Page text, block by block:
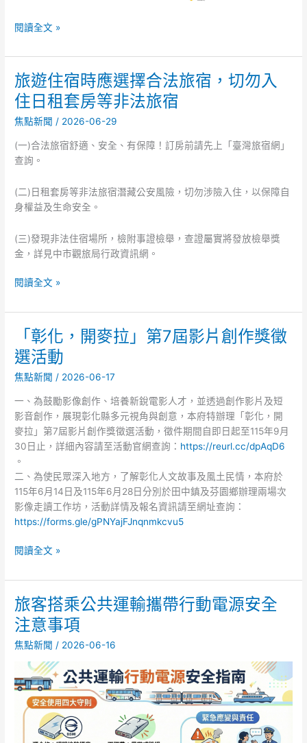
閱讀全文 »
旅遊住宿時應選擇合法旅宿，切勿入
住日租套房等非法旅宿
焦點新聞 / 2026-06-29
(一)合法旅宿舒適、安全、有保障！訂房前請先上「臺灣旅宿網」
查詢。
(二)日租套房等非法旅宿潛藏公安風險，切勿涉險入住，以保障自
身權益及生命安全。
(三)發現非法住宿場所，檢附事證檢舉，查證屬實將發放檢舉獎
金，詳見中市觀旅局行政資訊網。
旅
遊
住
宿
應
選
合
法
宿，
切
入
套
房
等
法
旅
宿
閱讀全文 »
「彰化，開麥拉」第7屆影片創作獎徵
選活動
焦點新聞 / 2026-06-17
一、為鼓勵影像創作、培養新銳電影人才，並透過創作影片及短
影音創作，展現彰化縣多元視角與創意，本府特辦理「彰化，開
麥拉」第7屆影片創作獎徵選活動，徵件期間自即日起至115年9月
30日止，詳細內容請至活動官網查詢： https://reurl.cc/dpAqD6
。
二、為使民眾深入地方，了解彰化人文故事及風土民情，本府於
115年6月14日及115年6月28日分別於田中鎮及芬園鄉辦理兩場次
影像走讀工作坊，活動詳情及報名資訊請至網址查詢：
https://forms.gle/gPNYajFJnqnmkcvu5
「彰
化，
開
麥
7
屆
獎
選
閱讀全文 »
旅客搭乘公共運輸攜帶行動電源安全
注意事項
焦點新聞 / 2026-06-16
旅
客
搭
乘
共
運